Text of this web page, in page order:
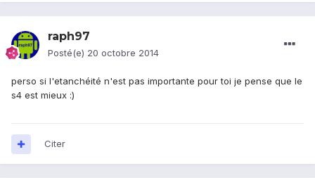
raph97
Posté(e) 20 octobre 2014
perso si l'etanchéité n'est pas importante pour toi je pense que le
s4 est mieux :)
Citer